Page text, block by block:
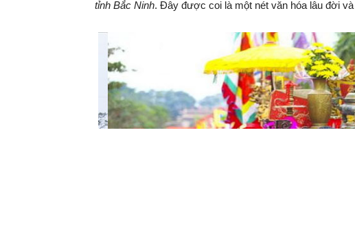
tỉnh Bắc Ninh. Đây được coi là một nét văn hóa lâu đời